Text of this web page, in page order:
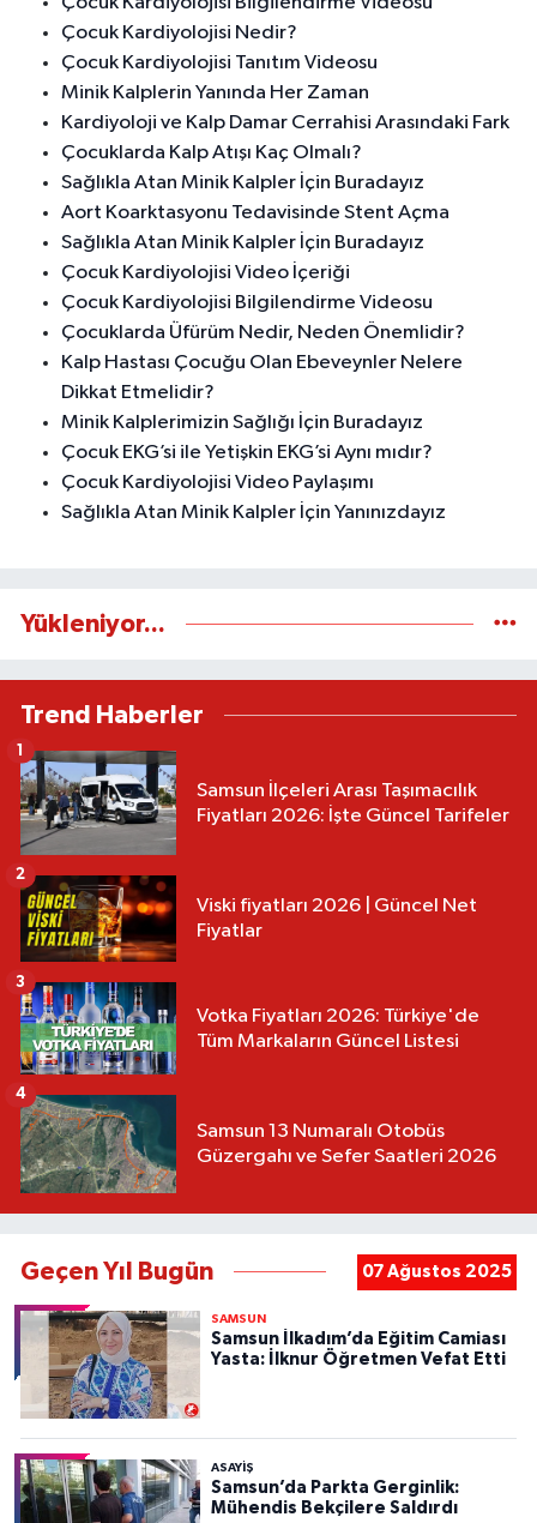
Çocuk Kardiyolojisi Nedir?
Çocuk Kardiyolojisi Tanıtım Videosu
Minik Kalplerin Yanında Her Zaman
Kardiyoloji ve Kalp Damar Cerrahisi Arasındaki Fark
Çocuklarda Kalp Atışı Kaç Olmalı?
Sağlıkla Atan Minik Kalpler İçin Buradayız
Aort Koarktasyonu Tedavisinde Stent Açma
Sağlıkla Atan Minik Kalpler İçin Buradayız
Çocuk Kardiyolojisi Video İçeriği
Çocuk Kardiyolojisi Bilgilendirme Videosu
Çocuklarda Üfürüm Nedir, Neden Önemlidir?
Kalp Hastası Çocuğu Olan Ebeveynler Nelere
Dikkat Etmelidir?
Minik Kalplerimizin Sağlığı İçin Buradayız
Çocuk EKG’si ile Yetişkin EKG’si Aynı mıdır?
Çocuk Kardiyolojisi Video Paylaşımı
Sağlıkla Atan Minik Kalpler İçin Yanınızdayız
Yükleniyor...
Trend Haberler
Samsun İlçeleri Arası Taşımacılık
Fiyatları 2026: İşte Güncel Tarifeler
1
Viski fiyatları 2026 | Güncel Net
Fiyatlar
2
Votka Fiyatları 2026: Türkiye'de
Tüm Markaların Güncel Listesi
3
Samsun 13 Numaralı Otobüs
Güzergahı ve Sefer Saatleri 2026
4
Geçen Yıl Bugün 07 Ağustos 2025
SAMSUN
Samsun İlkadım’da Eğitim Camiası
Yasta: İlknur Öğretmen Vefat Etti
ASAYIŞ
Samsun’da Parkta Gerginlik:
Mühendis Bekçilere Saldırdı